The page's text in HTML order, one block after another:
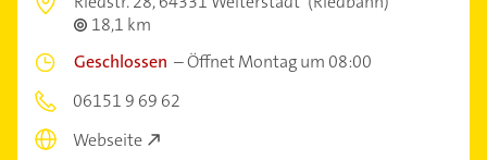
18,1 km
Geschlossen –Öffnet Montag um 08:00
06151 9 69 62
Webseite